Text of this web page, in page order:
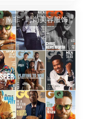
·南非·时尚美容服饰